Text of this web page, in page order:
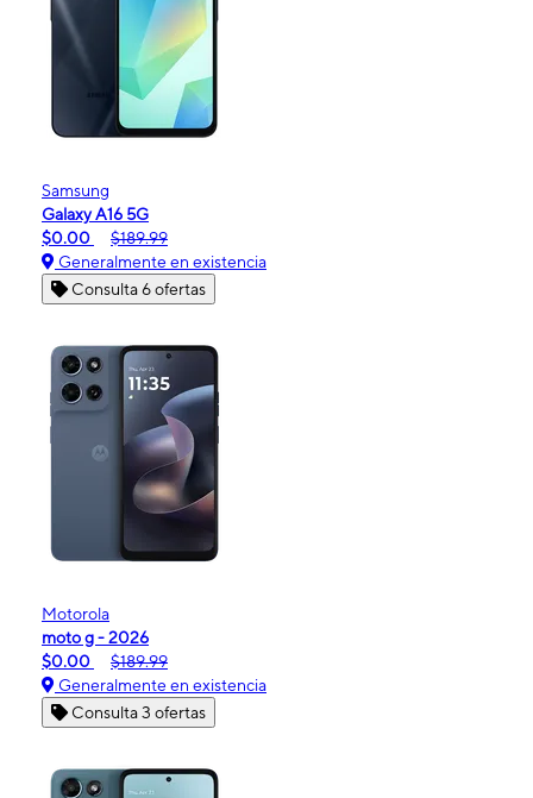
Samsung
Galaxy A16 5G
$0.00
$189.99
Generalmente en existencia
Consulta 6 ofertas
Motorola
moto g - 2026
$0.00
$189.99
Generalmente en existencia
Consulta 3 ofertas